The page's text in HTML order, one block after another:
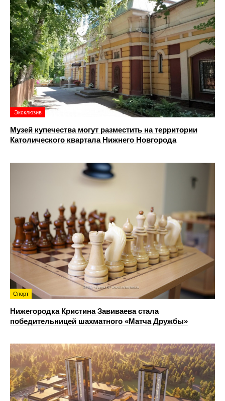
Эксклюзив
Музей купечества могут разместить на территории
Католического квартала Нижнего Новгорода
Спорт
Нижегородка Кристина Завиваева стала
победительницей шахматного «Матча Дружбы»